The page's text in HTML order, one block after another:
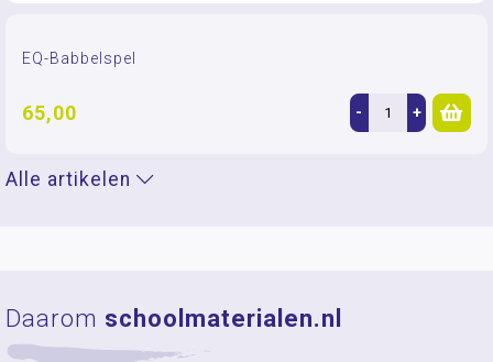
EQ-Babbelspel
65,00 - +
Alle artikelen
Daarom schoolmaterialen.nl